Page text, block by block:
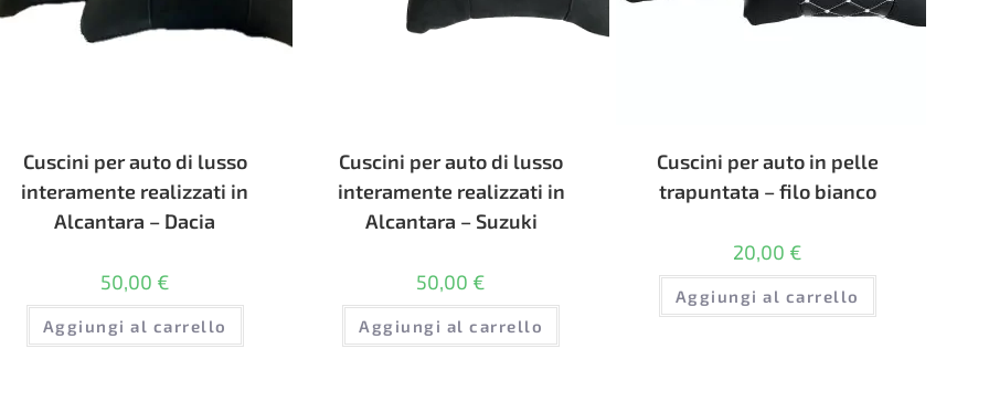
Cuscini per auto di lusso
interamente realizzati in
Alcantara – Dacia
50,00 €
Aggiungi al carrello
Cuscini per auto di lusso
interamente realizzati in
Alcantara – Suzuki
50,00 €
Aggiungi al carrello
Cuscini per auto in pelle
trapuntata – filo bianco
20,00 €
Aggiungi al carrello